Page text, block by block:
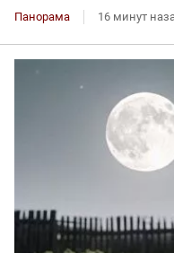
Панорама 16 минут